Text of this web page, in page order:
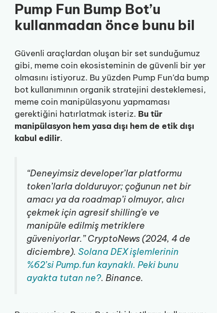
Pump Fun Bump Bot’u
kullanmadan önce bunu bil
Güvenli araçlardan oluşan bir set sunduğumuz
gibi, meme coin ekosisteminin de güvenli bir yer
olmasını istiyoruz. Bu yüzden Pump Fun’da bump
bot kullanımının organik stratejini desteklemesi,
meme coin manipülasyonu yapmaması
gerektiğini hatırlatmak isteriz. Bu tür
manipülasyon hem yasa dışı hem de etik dışı
kabul edilir.
“Deneyimsiz developer’lar platformu
token’larla dolduruyor; çoğunun net bir
amacı ya da roadmap’i olmuyor, alıcı
çekmek için agresif shilling’e ve
manipüle edilmiş metriklere
güveniyorlar.”CryptoNews (2024, 4 de
diciembre). Solana DEX işlemlerinin
%62’si Pump.fun kaynaklı. Peki bunu
ayakta tutan ne?. Binance.